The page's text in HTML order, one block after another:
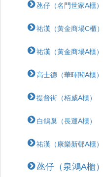
氹仔（名門世家A櫃）
祐漢（黃金商場C櫃）
祐漢（黃金商場A櫃）
高士德（華暉閣A櫃）
提督街（栢威A櫃）
白鴿巢（長運A櫃）
祐漢（康樂新邨A櫃）
氹仔（泉鴻A櫃）